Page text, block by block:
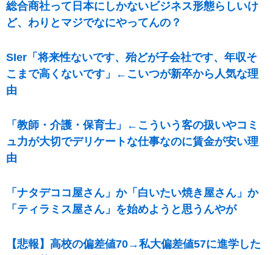
総合商社って日本にしかないビジネス形態らしいけ
ど、わりとマジでなにやってんの？
SIer「将来性ないです、殆どが子会社です、年収そ
こまで高くないです」←こいつが新卒から人気な理
由
「教師・介護・保育士」←こういう客の扱いやコミ
ュ力が大切でデリケートな仕事なのに賃金が安い理
由
「ナタデココ屋さん」か「白いたい焼き屋さん」か
「ティラミス屋さん」を始めようと思うんやが
【悲報】高校の偏差値70→私大偏差値57に進学した